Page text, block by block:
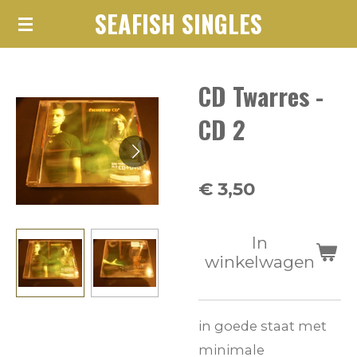
Ga
hoofdinhoud
SEAFISH SINGLES
CD Twarres -
CD 2
€ 3,50
In
winkelwagen
in goede staat met
minimale